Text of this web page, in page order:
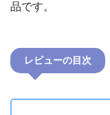
品です。
レビューの目次